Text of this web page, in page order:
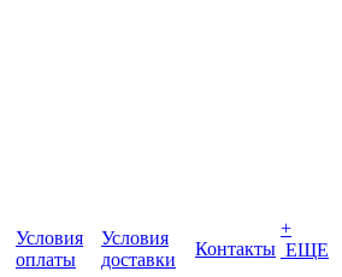
Условия
оплаты
Условия
доставки
Контакты
+
ЕЩЕ